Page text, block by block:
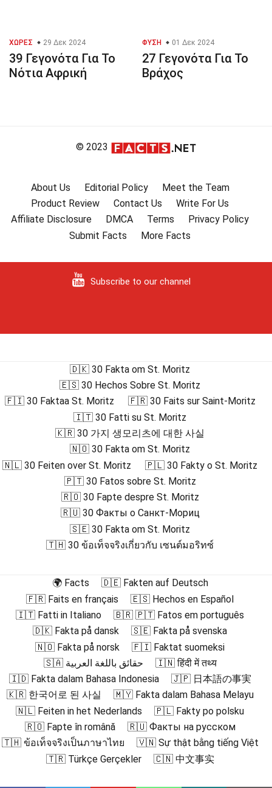
ΧΏΡΕΣ 29 Δεκ 2024
39 Γεγονότα Για Το
Νότια Αφρική
ΦΎΣΗ 01 Δεκ 2024
27 Γεγονότα Για Το
Βράχος
© 2023
About Us Editorial Policy
Meet the Team
Product Review
Contact Us
Write For Us
Affiliate Disclosure
DMCA Terms
Privacy Policy
Submit Facts
More Facts
Subscribe to our channel
🇩🇰 30 Fakta om St. Moritz
🇪🇸 30 Hechos Sobre St. Moritz
🇫🇮 30 Faktaa St. Moritz
🇫🇷 30 Faits sur Saint-Moritz
🇮🇹 30 Fatti su St. Moritz
🇰🇷 30 가지 생모리츠에 대한 사실
🇳🇴 30 Fakta om St. Moritz
🇳🇱 30 Feiten over St. Moritz
🇵🇱 30 Fakty o St. Moritz
🇵🇹 30 Fatos sobre St. Moritz
🇷🇴 30 Fapte despre St. Moritz
🇷🇺 30 Факты о Санкт-Мориц
🇸🇪 30 Fakta om St. Moritz
🇹🇭 30 ข้อเท็จจริงเกี่ยวกับ เซนต์มอริทซ์
🌍 Facts
🇩🇪 Fakten auf Deutsch
🇫🇷 Faits en français
🇪🇸 Hechos en Español
🇮🇹 Fatti in Italiano
🇧🇷 🇵🇹 Fatos em português
🇩🇰 Fakta på dansk
🇸🇪 Fakta på svenska
🇳🇴 Fakta på norsk
🇫🇮 Faktat suomeksi
🇸🇦 حقائق باللغة العربية
🇮🇳 हिंदी में तथ्य
🇮🇩 Fakta dalam Bahasa Indonesia
🇯🇵 日本語の事実
🇰🇷 한국어로 된 사실
🇲🇾 Fakta dalam Bahasa Melayu
🇳🇱 Feiten in het Nederlands
🇵🇱 Fakty po polsku
🇷🇴 Fapte în română
🇷🇺 Факты на русском
🇹🇭 ข้อเท็จจริงเป็นภาษาไทย
🇻🇳 Sự thật bằng tiếng Việt
🇹🇷 Türkçe Gerçekler
🇨🇳 中文事实